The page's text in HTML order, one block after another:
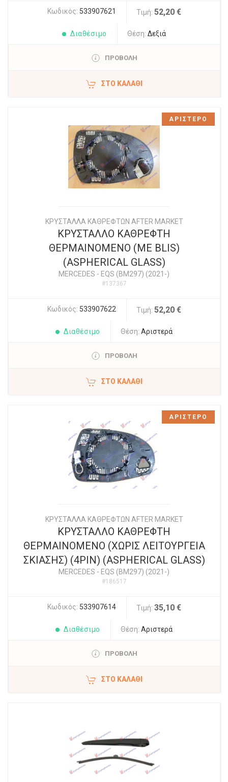
Κωδικός: 533907621 Τιμή: 52,20 €
Διαθέσιμο Θέση: Δεξιά
ΠΡΟΒΟΛΗ
ΣΤΟ ΚΑΛΆΘΙ
ΚΡΥΣΤΑΛΛΑ ΚΑΘΡΕΦΤΩΝ AFTER MARKET
ΚΡΥΣΤΑΛΛΟ ΚΑΘΡΕΦΤΗ
ΘΕΡΜΑΙΝΟΜΕΝΟ (ΜΕ BLIS)
(ASPHERICAL GLASS)
MERCEDES - EQS (BM297) (2021-)
#137367
Κωδικός: 533907622 Τιμή: 52,20 €
Διαθέσιμο Θέση: Αριστερά
ΠΡΟΒΟΛΗ
ΣΤΟ ΚΑΛΆΘΙ
ΑΡΙΣΤΕΡΟ
ΚΡΥΣΤΑΛΛΑ ΚΑΘΡΕΦΤΩΝ AFTER MARKET
ΚΡΥΣΤΑΛΛΟ ΚΑΘΡΕΦΤΗ
ΘΕΡΜΑΙΝΟΜΕΝΟ (ΧΩΡΙΣ ΛΕΙΤΟΥΡΓΕΙΑ
ΣΚΙΑΣΗΣ) (4PIN) (ASPHERICAL GLASS)
MERCEDES - EQS (BM297) (2021-)
#186517
Κωδικός: 533907614 Τιμή: 35,10 €
Διαθέσιμο Θέση: Αριστερά
ΠΡΟΒΟΛΗ
ΣΤΟ ΚΑΛΆΘΙ
ΑΡΙΣΤΕΡΟ